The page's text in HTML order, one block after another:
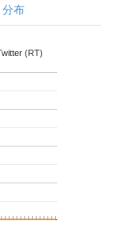
分布
(RT)